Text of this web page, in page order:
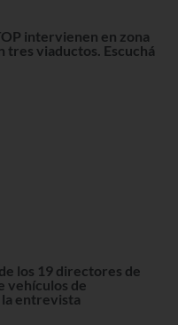
intervienen en zona
tres viaductos. Escuchá
los 19 directores de
vehículos de
la entrevista